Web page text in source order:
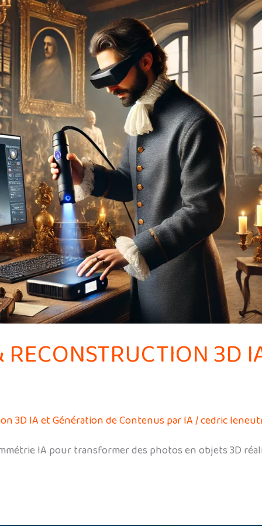
3D
3D IA et Génération de Contenus par IA/cedric
IA pour transformer des photos en objets 3D